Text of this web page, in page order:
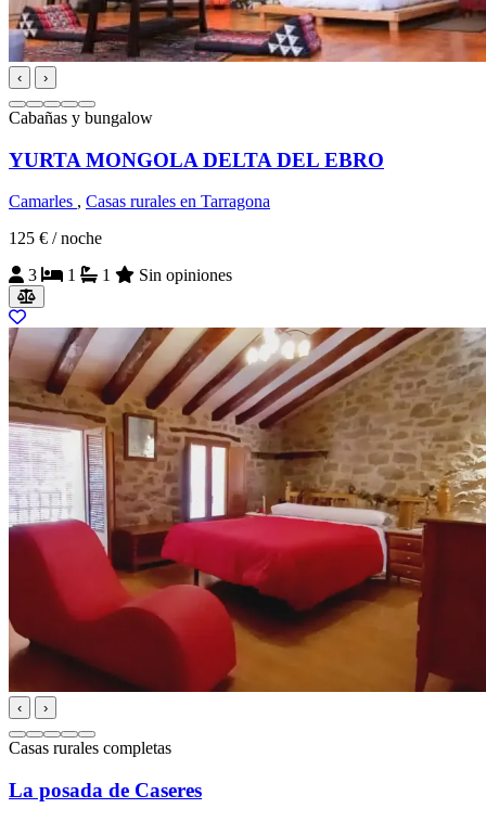
‹ ›
Cabañas y bungalow
YURTA MONGOLA DELTA DEL EBRO
Camarles , Casas rurales en Tarragona
125 € / noche
3
1 1 Sin opiniones
‹ ›
Casas rurales completas
La posada de Caseres